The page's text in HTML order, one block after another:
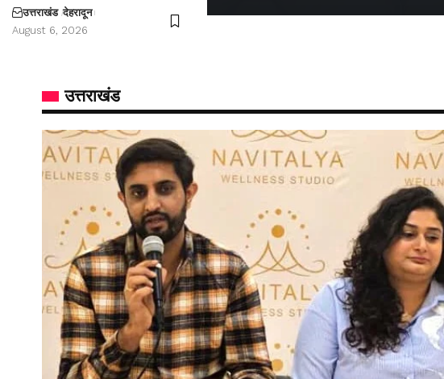
उत्तराखंड देहरादून
August 6, 2026
उत्तराखंड